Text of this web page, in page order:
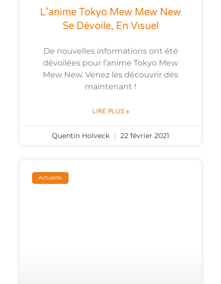
L’anime Tokyo Mew Mew New
Se Dévoile, En Visuel
De nouvelles informations ont été
dévoilées pour l’anime Tokyo Mew
Mew New. Venez les découvrir dès
maintenant !
LIRE PLUS »
Quentin Holveck 22 février 2021
Actualité